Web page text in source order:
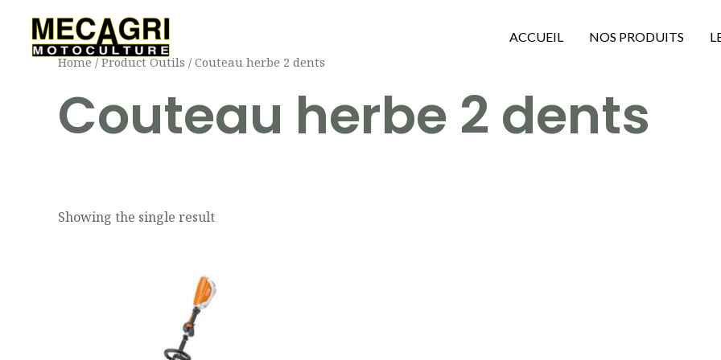
contenu
ACCUEIL NOS PRODUITS
Home/ Product Outils / Couteau herbe 2 dents
Couteau herbe 2 dents
Showing the single result